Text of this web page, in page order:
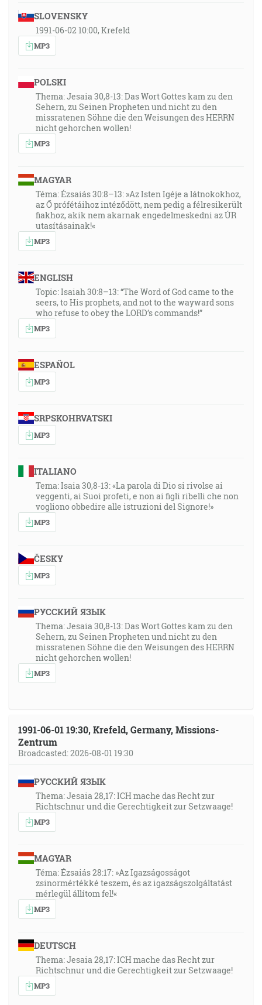
SLOVENSKY
1991-06-02 10:00, Krefeld
MP3
POLSKI
Thema: Jesaia 30,8-13: Das Wort Gottes kam zu den
Sehern, zu Seinen Propheten und nicht zu den
missratenen Söhne die den Weisungen des HERRN
nicht gehorchen wollen!
MP3
MAGYAR
Téma: Ézsaiás 30:8–13: »Az Isten Igéje a látnokokhoz,
az Ő prófétáihoz intéződött, nem pedig a félresikerült
fiakhoz, akik nem akarnak engedelmeskedni az ÚR
utasításainak!«
MP3
ENGLISH
Topic: Isaiah 30:8–13: “The Word of God came to the
seers, to His prophets, and not to the wayward sons
who refuse to obey the LORD’s commands!”
MP3
ESPAÑOL
MP3
SRPSKOHRVATSKI
MP3
ITALIANO
Tema: Isaia 30,8-13: «La parola di Dio si rivolse ai
veggenti, ai Suoi profeti, e non ai figli ribelli che non
vogliono obbedire alle istruzioni del Signore!»
MP3
ČESKY
MP3
РУССКИЙ ЯЗЫК
Thema: Jesaia 30,8-13: Das Wort Gottes kam zu den
Sehern, zu Seinen Propheten und nicht zu den
missratenen Söhne die den Weisungen des HERRN
nicht gehorchen wollen!
MP3
1991-06-01 19:30, Krefeld, Germany, Missions-
Zentrum
Broadcasted: 2026-08-01 19:30
РУССКИЙ ЯЗЫК
Thema: Jesaia 28,17: ICH mache das Recht zur
Richtschnur und die Gerechtigkeit zur Setzwaage!
MP3
MAGYAR
Téma: Ézsaiás 28:17: »Az Igazságosságot
zsinormértékké teszem, és az igazságszolgáltatást
mérlegül állítom fel!«
MP3
DEUTSCH
Thema: Jesaia 28,17: ICH mache das Recht zur
Richtschnur und die Gerechtigkeit zur Setzwaage!
MP3